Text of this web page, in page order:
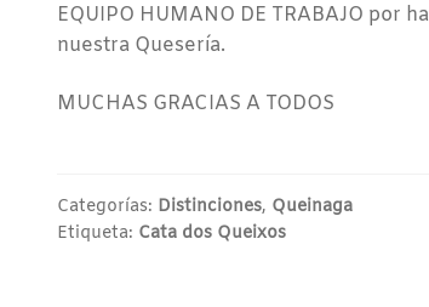
EQUIPO HUMANO DE TRABAJO por
nuestra Quesería.
MUCHAS GRACIAS A TODOS
Categorías: Distinciones, Queinaga
Etiqueta: Cata dos Queixos